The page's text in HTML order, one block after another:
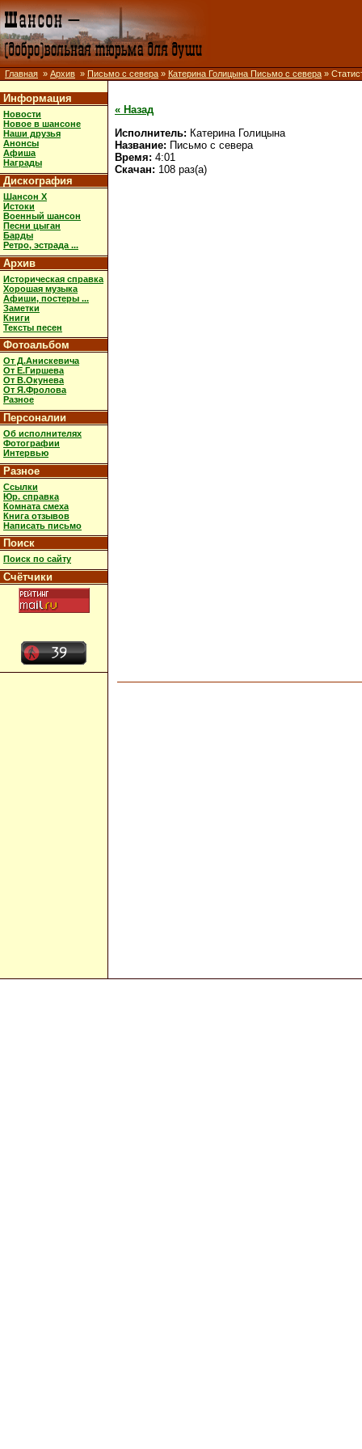
Главная » Архив » Письмо с севера » Катерина Голицына Письмо с севера »
Информация
Новости
Новое в шансоне
Наши друзья
Анонсы
Афиша
Награды
Дискография
Шансон X
Истоки
Военный шансон
Песни цыган
Барды
Ретро, эстрада ...
Архив
Историческая справка
Хорошая музыка
Афиши, постеры ...
Заметки
Книги
Тексты песен
Фотоальбом
От Д.Анискевича
От Е.Гиршева
От В.Окунева
От Я.Фролова
Разное
Персоналии
Об исполнителях
Фотографии
Интервью
Разное
Ссылки
Юр. справка
Комната смеха
Книга отзывов
Написать письмо
Поиск
Поиск по сайту
Счётчики
« Назад
Исполнитель: Катерина Голицына
Название: Письмо с севера
Время: 4:01
Скачан: 108 раз(а)